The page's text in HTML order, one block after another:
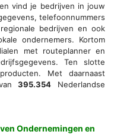
vind je bedrijven in jouw
telefoonnummers
bedrijven en ook
ondernemers. Kortom
met routeplanner en
Ten slotte
Met daarnaast
van395.354 Nederlandse
Ondernemingen en